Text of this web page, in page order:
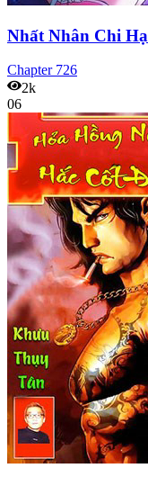
Nhất Nhân Chi Hạ
Chapter 726
2k
06